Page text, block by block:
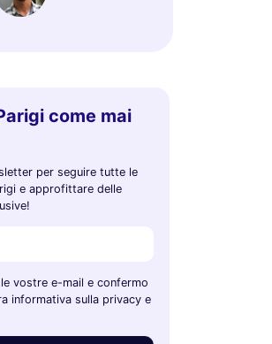
come mai
per seguire tutte le
e approfittare delle
vostre e-mail e confermo
informativa sulla privacy e